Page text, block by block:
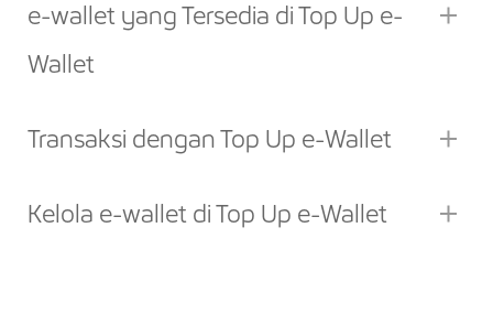
e-wallet yang Tersedia di Top Up e-
Wallet
Transaksi dengan Top Up e-Wallet
Kelola e-wallet di Top Up e-Wallet